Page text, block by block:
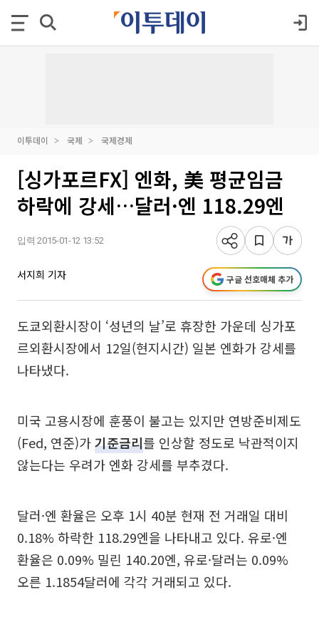
이투데이 국제 국제경제
[싱가포르FX] 엔화, 美 평균임금
하락에 강세…달러·엔 118.29엔
입력 2015-01-12 13:52
서지희 기자 구글 선호매체 추가
도쿄외환시장이 ‘성년의 날’로 휴장한 가운데 싱가포
르외환시장에서 12일(현지시간) 일본 엔화가 강세를
나타냈다.
미국 고용시장에 훈풍이 불고는 있지만 연방준비제도
(Fed, 연준)가기준금리를 인상할 정도로 낙관적이지
않는다는 우려가 엔화 강세를 부추겼다.
달러·엔 환율은 오후 1시 40분 현재 전 거래일 대비
0.18% 하락한 118.29엔을 나타내고 있다. 유로·엔
환율은 0.09% 밀린 140.20엔, 유로·달러는 0.09%
오른 1.1854달러에 각각 거래되고 있다.